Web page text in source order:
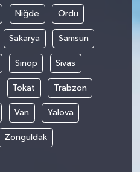
Niğde Ordu
Sakarya Samsun
Sinop Sivas
Tokat Trabzon
Van Yalova
Zonguldak